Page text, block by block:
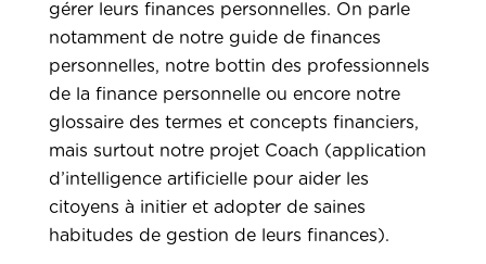
gérer leurs finances personnelles. On parle
notamment de notre guide de finances
personnelles, notre bottin des professionnels
de la finance personnelle ou encore notre
glossaire des termes et concepts financiers,
mais surtout notre projet Coach (application
d’intelligence artificielle pour aider les
citoyens à initier et adopter de saines
habitudes de gestion de leurs finances).